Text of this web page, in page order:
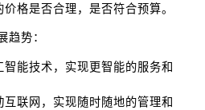
格是否合理，是否符合预算。
趋势：
能技术，实现更智能的服务和
联网，实现随时随地的管理和